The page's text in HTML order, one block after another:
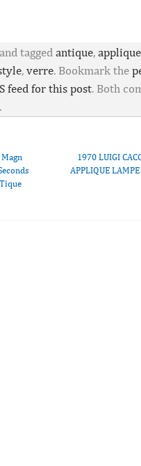
and tagged antique, applique
, verre. Bookmark the
feed for this post. Both
1970 LUIGI
APPLIQUE